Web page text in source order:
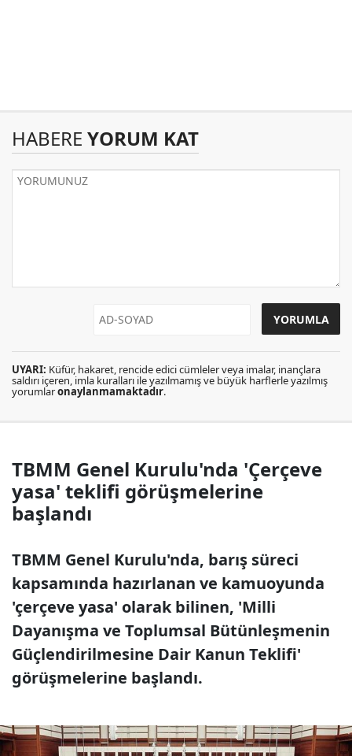
HABERE YORUM KAT
UYARI: Küfür, hakaret, rencide edici cümleler veya imalar, inançlara
saldırı içeren, imla kuralları ile yazılmamış ve büyük harflerle yazılmış
yorumlaronaylanmamaktadır.
TBMM Genel Kurulu'nda 'Çerçeve
yasa' teklifi görüşmelerine
başlandı
TBMM Genel Kurulu'nda, barış süreci
kapsamında hazırlanan ve kamuoyunda
'çerçeve yasa' olarak bilinen, 'Milli
Dayanışma ve Toplumsal Bütünleşmenin
Güçlendirilmesine Dair Kanun Teklifi'
görüşmelerine başlandı.